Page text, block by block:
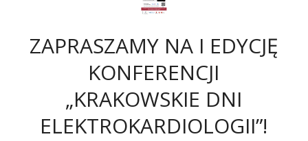
ZAPRASZAMY NA I EDYCJĘ
KONFERENCJI
„KRAKOWSKIE DNI
ELEKTROKARDIOLOGII”!